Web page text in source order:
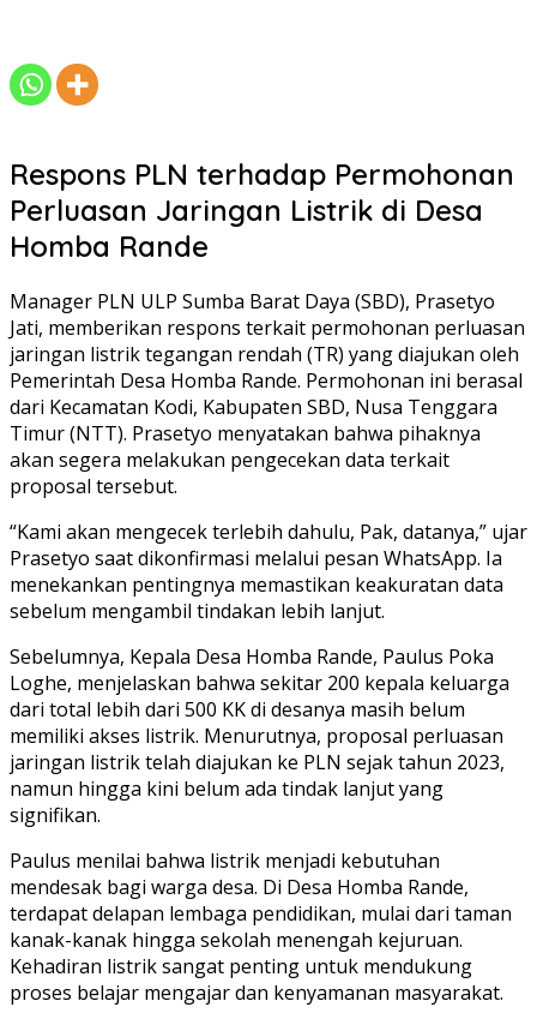
Respons PLN terhadap Permohonan
Perluasan Jaringan Listrik di Desa
Homba Rande
Manager PLN ULP Sumba Barat Daya (SBD), Prasetyo
Jati, memberikan respons terkait permohonan perluasan
jaringan listrik tegangan rendah (TR) yang diajukan oleh
Pemerintah Desa Homba Rande. Permohonan ini berasal
dari Kecamatan Kodi, Kabupaten SBD, Nusa Tenggara
Timur (NTT). Prasetyo menyatakan bahwa pihaknya
akan segera melakukan pengecekan data terkait
proposal tersebut.
“Kami akan mengecek terlebih dahulu, Pak, datanya,” ujar
Prasetyo saat dikonfirmasi melalui pesan WhatsApp. Ia
menekankan pentingnya memastikan keakuratan data
sebelum mengambil tindakan lebih lanjut.
Sebelumnya, Kepala Desa Homba Rande, Paulus Poka
Loghe, menjelaskan bahwa sekitar 200 kepala keluarga
dari total lebih dari 500 KK di desanya masih belum
memiliki akses listrik. Menurutnya, proposal perluasan
jaringan listrik telah diajukan ke PLN sejak tahun 2023,
namun hingga kini belum ada tindak lanjut yang
signifikan.
Paulus menilai bahwa listrik menjadi kebutuhan
mendesak bagi warga desa. Di Desa Homba Rande,
terdapat delapan lembaga pendidikan, mulai dari taman
kanak-kanak hingga sekolah menengah kejuruan.
Kehadiran listrik sangat penting untuk mendukung
proses belajar mengajar dan kenyamanan masyarakat.